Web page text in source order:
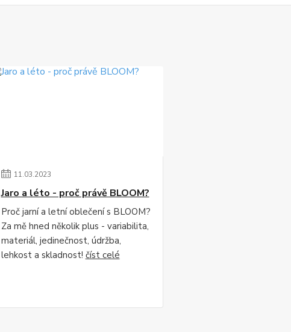
11.03.2023
Jaro a léto - proč právě BLOOM?
Proč jarní a letní oblečení s BLOOM?
Za mě hned několik plus - variabilita,
materiál, jedinečnost, údržba,
lehkost a skladnost! číst celé